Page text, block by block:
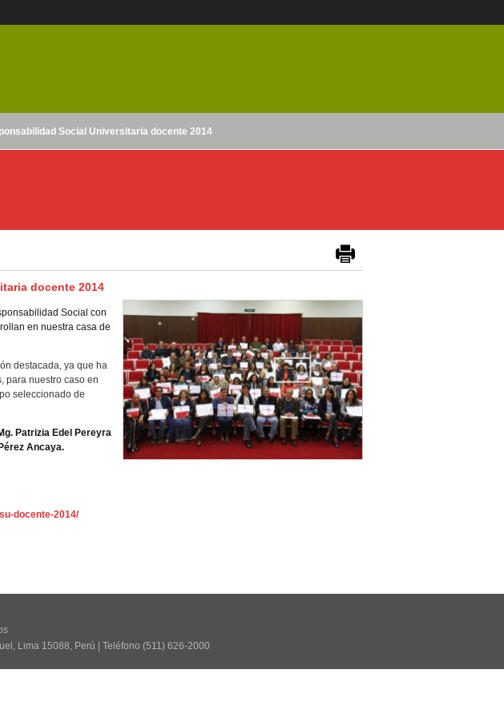
Social Universitaria docente 2014
docente 2014
Social con
en nuestra casa de
destacada, ya que ha
para nuestro caso en
seleccionado de
Patrizia Edel Pereyra
Ancaya.
docente-2014/
Lima 15088, Perú | Teléfono (511) 626-2000